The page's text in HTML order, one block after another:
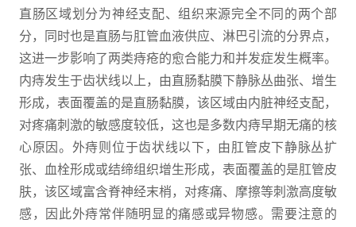
直肠区域划分为神经支配、组织来源完全不同的两个部
分，同时也是直肠与肛管血液供应、淋巴引流的分界点，
这进一步影响了两类痔疮的愈合能力和并发症发生概率。
内痔发生于齿状线以上，由直肠黏膜下静脉丛曲张、增生
形成，表面覆盖的是直肠黏膜，该区域由内脏神经支配，
对疼痛刺激的敏感度较低，这也是多数内痔早期无痛的核
心原因。外痔则位于齿状线以下，由肛管皮下静脉丛扩
张、血栓形成或结缔组织增生形成，表面覆盖的是肛管皮
肤，该区域富含脊神经末梢，对疼痛、摩擦等刺激高度敏
感，因此外痔常伴随明显的痛感或异物感。需要注意的